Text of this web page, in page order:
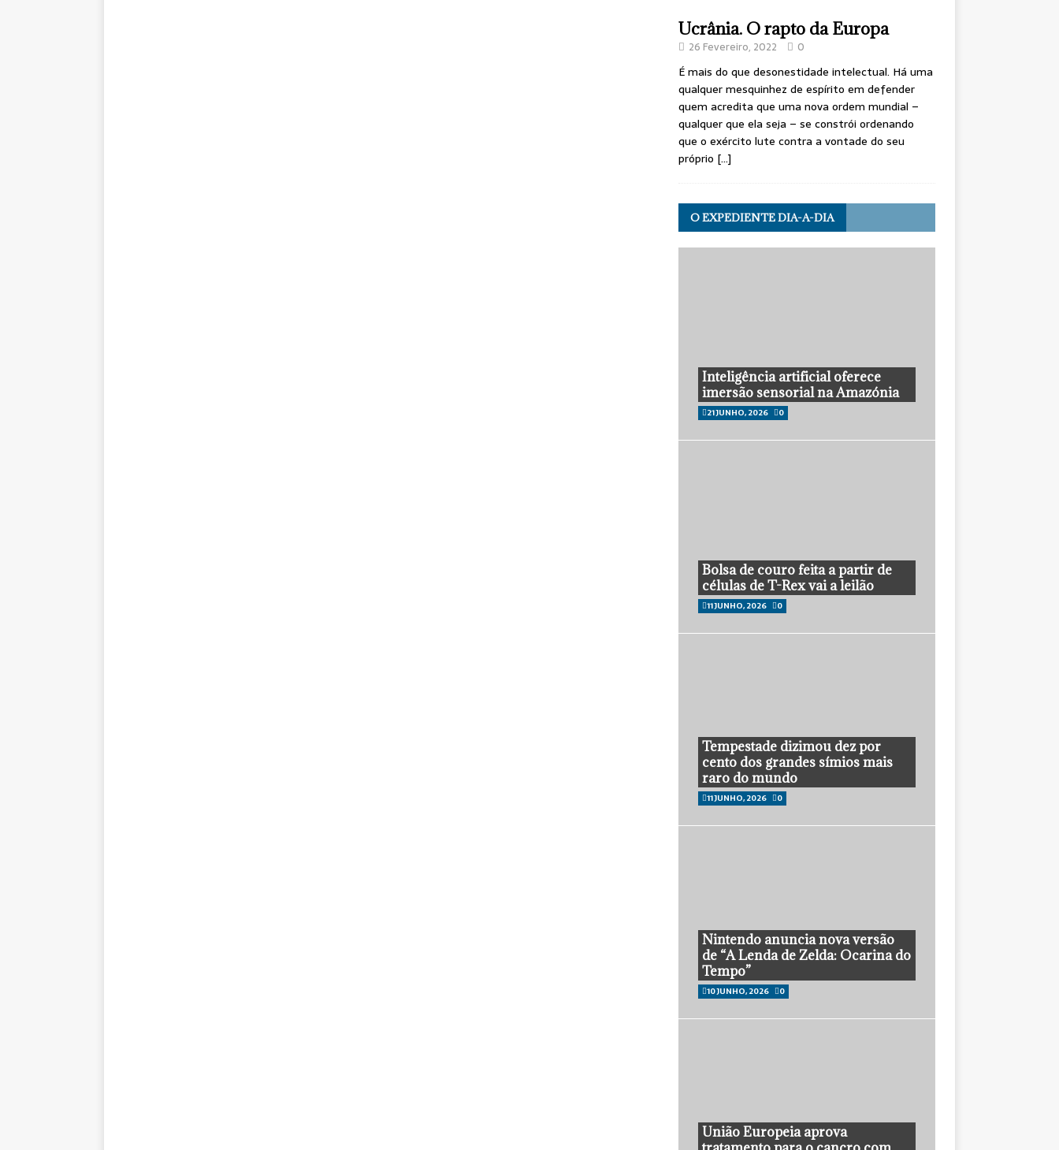
Ucrânia. O rapto da Europa
26 Fevereiro, 2022 0
É mais do que desonestidade intelectual. Há uma
qualquer mesquinhez de espírito em defender
quem acredita que uma nova ordem mundial –
qualquer que ela seja – se constrói ordenando
que o exército lute contra a vontade do seu
próprio […]
O EXPEDIENTE DIA-A-DIA
Inteligência artificial oferece
imersão sensorial na Amazónia
21 JUNHO, 2026 0
Bolsa de couro feita a partir de
células de T-Rex vai a leilão
11 JUNHO, 2026 0
Tempestade dizimou dez por
cento dos grandes símios mais
raro do mundo
11 JUNHO, 2026 0
Nintendo anuncia nova versão
de “A Lenda de Zelda: Ocarina do
Tempo”
10 JUNHO, 2026 0
União Europeia aprova